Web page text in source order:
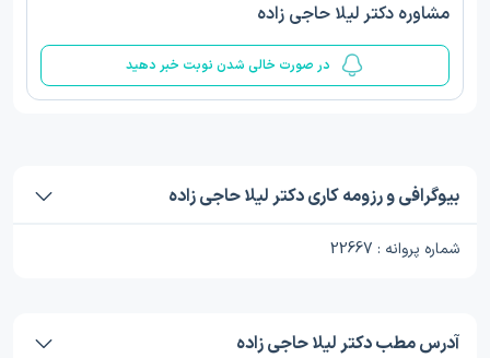
مشاوره دکتر لیلا حاجی زاده
در صورت خالی شدن نوبت خبر دهید
بیوگرافی و رزومه کاری دکتر لیلا حاجی زاده
شماره پروانه : 22667
آدرس مطب دکتر لیلا حاجی زاده